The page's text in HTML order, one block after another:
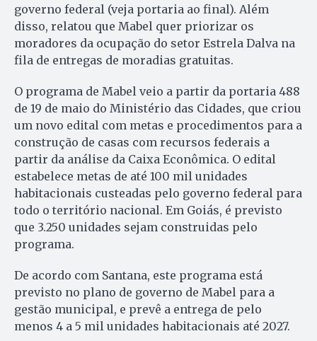
governo federal (veja portaria ao final). Além
disso, relatou que Mabel quer priorizar os
moradores da ocupação do setor Estrela Dalva na
fila de entregas de moradias gratuitas.
O programa de Mabel veio a partir da portaria 488
de 19 de maio do Ministério das Cidades, que criou
um novo edital com metas e procedimentos para a
construção de casas com recursos federais a
partir da análise da Caixa Econômica. O edital
estabelece metas de até 100 mil unidades
habitacionais custeadas pelo governo federal para
todo o território nacional. Em Goiás, é previsto
que 3.250 unidades sejam construidas pelo
programa.
De acordo com Santana, este programa está
previsto no plano de governo de Mabel para a
gestão municipal, e prevê a entrega de pelo
menos 4 a 5 mil unidades habitacionais até 2027.